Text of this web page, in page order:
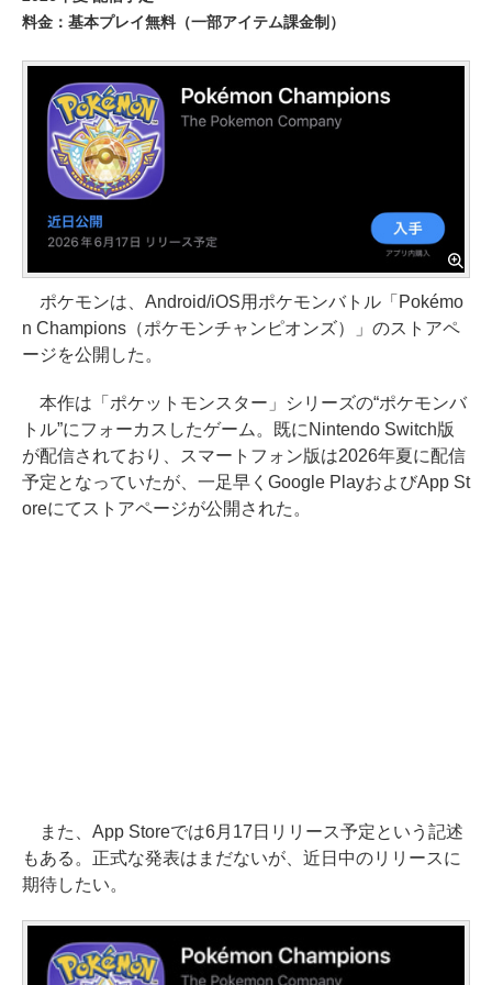
料金：基本プレイ無料（一部アイテム課金制）
ポケモンは、Android/iOS用ポケモンバトル「Pokémo
n Champions（ポケモンチャンピオンズ）」のストアペ
ージを公開した。
本作は「ポケットモンスター」シリーズの“ポケモンバ
トル”にフォーカスしたゲーム。既にNintendo Switch版
が配信されており、スマートフォン版は2026年夏に配信
予定となっていたが、一足早くGoogle PlayおよびApp St
oreにてストアページが公開された。
また、App Storeでは6月17日リリース予定という記述
もある。正式な発表はまだないが、近日中のリリースに
期待したい。